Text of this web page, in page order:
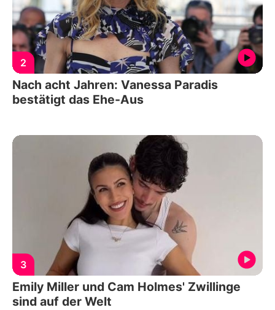
2
Nach acht Jahren: Vanessa Paradis
bestätigt das Ehe-Aus
3
Emily Miller und Cam Holmes' Zwillinge
sind auf der Welt